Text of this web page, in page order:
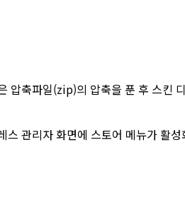
압축파일(zip)의 압축을 푼 후 스
관리자 화면에 스토어 메뉴가 활